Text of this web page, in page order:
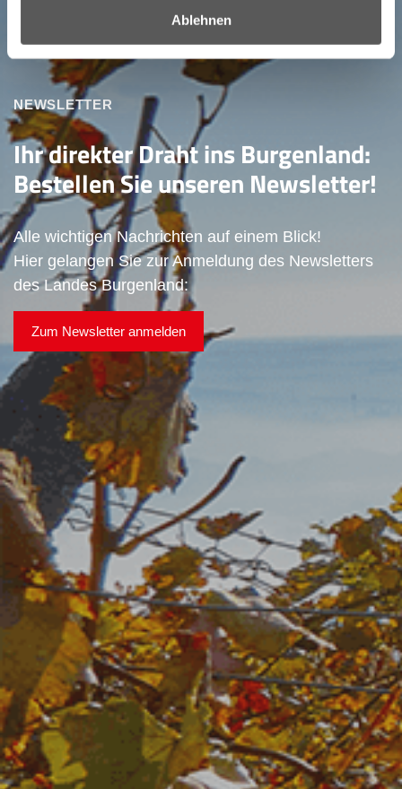
Ablehnen
NEWSLETTER
Ihr direkter Draht ins Burgenland:
Bestellen Sie unseren Newsletter!
Alle wichtigen Nachrichten auf einem Blick!
Hier gelangen Sie zur Anmeldung des Newsletters
des Landes Burgenland:
Zum Newsletter anmelden